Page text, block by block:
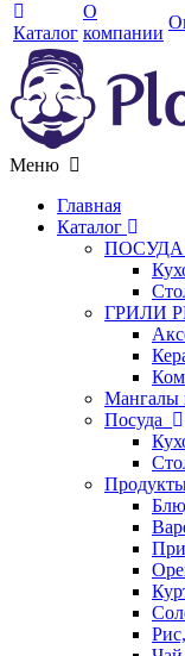
Каталог
О
компании
Меню
Главная
Каталог
ПОСУДА
ГРИЛИ
Мангалы
Посуда